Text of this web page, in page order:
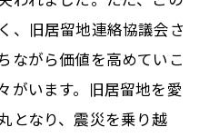
、旧居留地連絡協議会さ
ながら価値を高めていこ
がいます。旧居留地を愛
となり、震災を乗り越